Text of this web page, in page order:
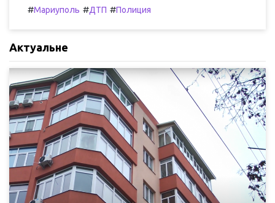
#Мариуполь #ДТП #Полиция
Актуальне